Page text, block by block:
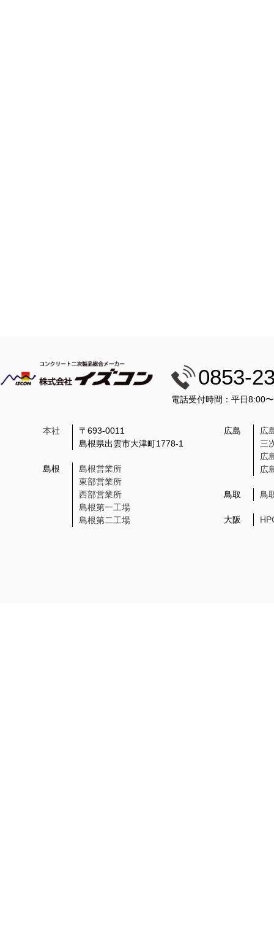
0853-
電話受付時間：平日8:00
本社
〒693-0011
島根県出雲市大津町1778-1
島根
島根営業所
東部営業所
西部営業所
島根第一工場
島根第二工場
広島
広
三
広
広
鳥取 鳥
大阪